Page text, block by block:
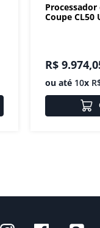
Coupe CL50
R$ 9.974,
ou até 10x